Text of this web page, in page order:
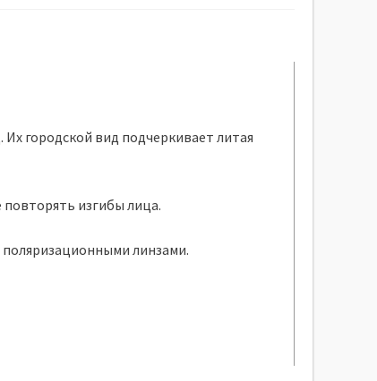
Их городской вид подчеркивает литая
изгибы лица.
поляризационными линзами.